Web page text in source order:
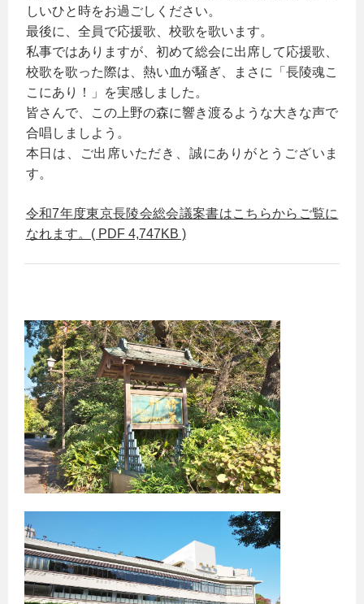
しいひと時をお過ごしください。
最後に、全員で応援歌、校歌を歌います。
私事ではありますが、初めて総会に出席して応援歌、
校歌を歌った際は、熱い血が騒ぎ、まさに「長陵魂こ
こにあり！」を実感しました。
皆さんで、この上野の森に響き渡るような大きな声で
合唱しましよう。
本日は、ご出席いただき、誠にありがとうございま
す。
令和7年度東京長陵会総会議案書はこちらからご覧に
なれます。( PDF 4,747KB )